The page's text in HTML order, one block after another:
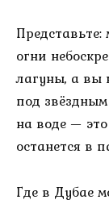
огни
лагуны, а вы
под
на воде —
останется в
Где в Дубае